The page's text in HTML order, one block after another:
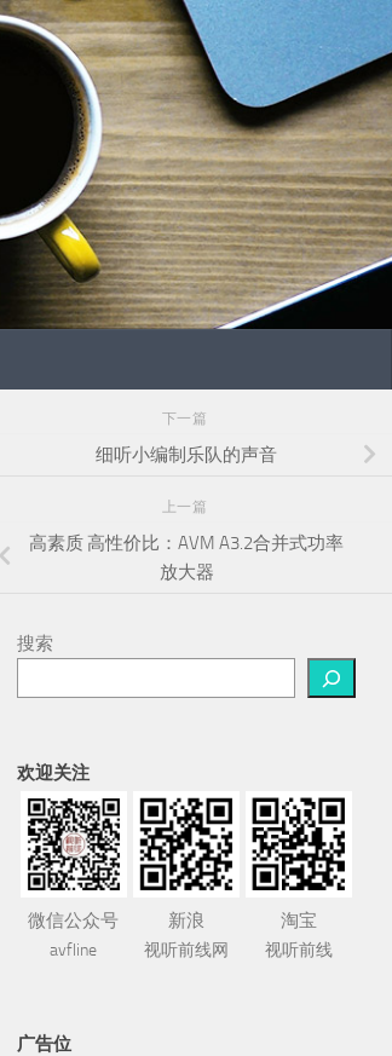
下一篇
细听小编制乐队的声音
上一篇
高素质 高性价比：AVM A3.2合并式功率
放大器
搜索
欢迎关注
微信公众号
avfline
新浪
视听前线网
淘宝
视听前线
广告位